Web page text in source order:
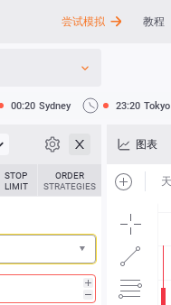
尝试模拟 教程
00:20 Sydney 23:20 Tokyo
STOP
LIMIT
ORDER
STRATEGIES
图表